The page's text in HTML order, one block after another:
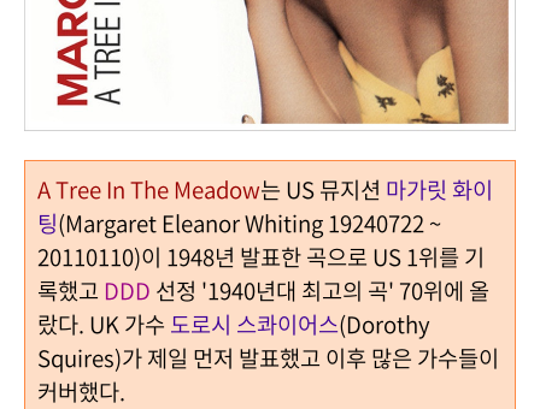
A Tree In The Meadow는 US 뮤지션 마가릿 화이
팅(Margaret Eleanor Whiting 19240722 ~
20110110)이 1948년 발표한 곡으로 US 1위를 기
록했고 DDD 선정 '1940년대 최고의 곡' 70위에 올
랐다. UK 가수 도로시 스콰이어스(Dorothy
Squires)가 제일 먼저 발표했고 이후 많은 가수들이
커버했다.